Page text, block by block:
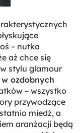
– nutka
aż chce się
stylu glamour
ozdobnych
– wszystko
przywodzące
miedź, a
aranżacji będą